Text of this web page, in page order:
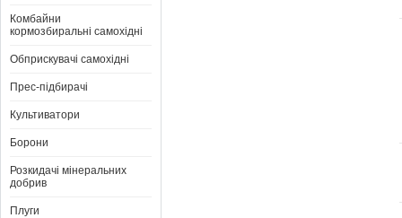
Комбайни
кормозбиральні самохідні
Обприскувачі самохідні
Прес-підбирачі
Культиватори
Борони
Розкидачі мінеральних
добрив
Плуги